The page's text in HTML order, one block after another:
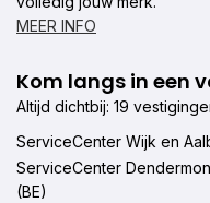
MEER INFO
Kom langs in een
Altijd dichtbij: 19
ServiceCenter Wijk en
ServiceCenter
(BE)